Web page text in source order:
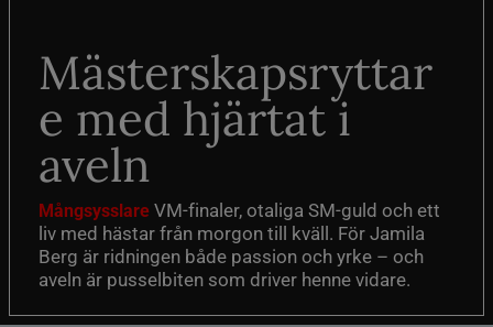
Mästerskapsryttar
e med hjärtat i
aveln
Mångsysslare VM-finaler, otaliga SM-guld och ett
liv med hästar från morgon till kväll. För Jamila
Berg är ridningen både passion och yrke – och
aveln är pusselbiten som driver henne vidare.